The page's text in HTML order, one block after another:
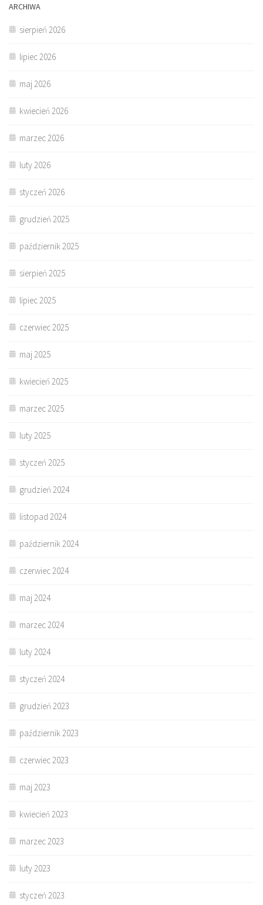
ARCHIWA
sierpień 2026
lipiec 2026
maj 2026
kwiecień 2026
marzec 2026
luty 2026
styczeń 2026
grudzień 2025
październik 2025
sierpień 2025
lipiec 2025
czerwiec 2025
maj 2025
kwiecień 2025
marzec 2025
luty 2025
styczeń 2025
grudzień 2024
listopad 2024
październik 2024
czerwiec 2024
maj 2024
marzec 2024
luty 2024
styczeń 2024
grudzień 2023
październik 2023
czerwiec 2023
maj 2023
kwiecień 2023
marzec 2023
luty 2023
styczeń 2023